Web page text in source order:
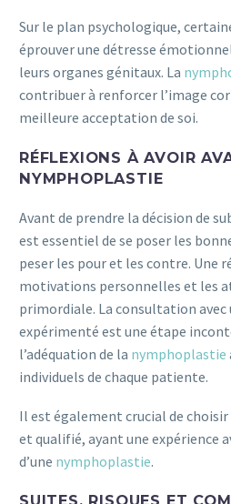
Sur le plan psychologique,
éprouver une détresse
leurs organes génitaux. La
contribuer à renforcer l’image
meilleure acceptation de soi.
RÉFLEXIONS À AVOIR
NYMPHOPLASTIE
Avant de prendre la décision de
est essentiel de se poser les
peser les pour et les contre. Une
motivations personnelles et les
primordiale. La consultation
expérimenté est une étape
l’adéquation de la nymphoplastie
individuels de chaque patiente.
Il est également crucial de
et qualifié, ayant une expérience
d’une nymphoplastie.
SUITES, RISQUES ET